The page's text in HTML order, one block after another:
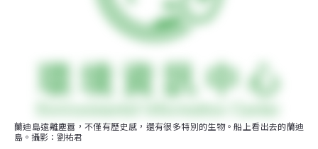
蘭迪島遠離塵囂，不僅有歷史感，還有很多特別的生物。船上看出去的蘭迪
島。攝影：劉祐君